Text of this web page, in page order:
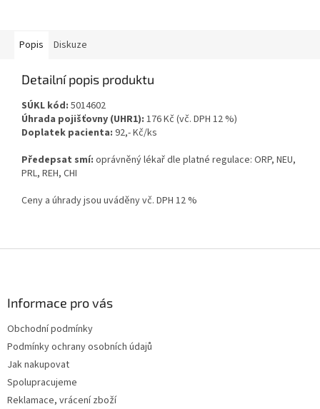
Popis Diskuze
Detailní popis produktu
SÚKL kód: 5014602
Úhrada pojišťovny (UHR1): 176 Kč (vč. DPH 12 %)
Doplatek pacienta: 92,- Kč/ks
Předepsat smí: oprávněný lékař dle platné regulace: ORP, NEU,
PRL, REH, CHI
Ceny a úhrady jsou uváděny vč. DPH 12 %
Informace pro vás
Obchodní podmínky
Podmínky ochrany osobních údajů
Jak nakupovat
Spolupracujeme
Reklamace, vrácení zboží